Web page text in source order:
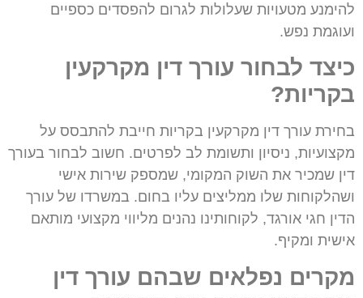
להימנע מטעויות שעלולות לגרום להפסדים כספיים
ועוגמת נפש.
כיצד לבחור עורך דין מקרקעין
בקריות?
בחירת עורך דין מקרקעין בקריות חייבת להתבסס על
מקצועיות, ניסיון ותשומת לב לפרטים. חשוב לבחור בעורך
דין שמכיר את השוק המקומי, שמספק שירות אישי
ושהלקוחות שלו ממליצים עליו בחום. במשרדו של עורך
הדין חגי אורגד, לקוחותינו נהנים מליווי מקצועי מותאם
אישית ומקיף.
מקרים נפלאים שבהם עורך דין